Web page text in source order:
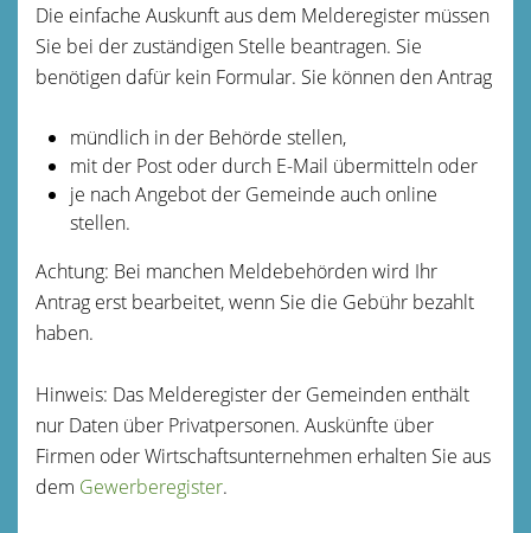
Die einfache Auskunft aus dem Melderegister müssen
Sie bei der zuständigen Stelle beantragen. Sie
benötigen dafür kein Formular. Sie können den Antrag
mündlich in der Behörde stellen,
mit der Post oder durch E-Mail übermitteln oder
je nach Angebot der Gemeinde auch online
stellen.
Achtung: Bei manchen Meldebehörden wird Ihr
Antrag erst bearbeitet, wenn Sie die Gebühr bezahlt
haben.
Hinweis: Das Melderegister der Gemeinden enthält
nur Daten über Privatpersonen. Auskünfte über
Firmen oder Wirtschaftsunternehmen erhalten Sie aus
dem Gewerberegister.